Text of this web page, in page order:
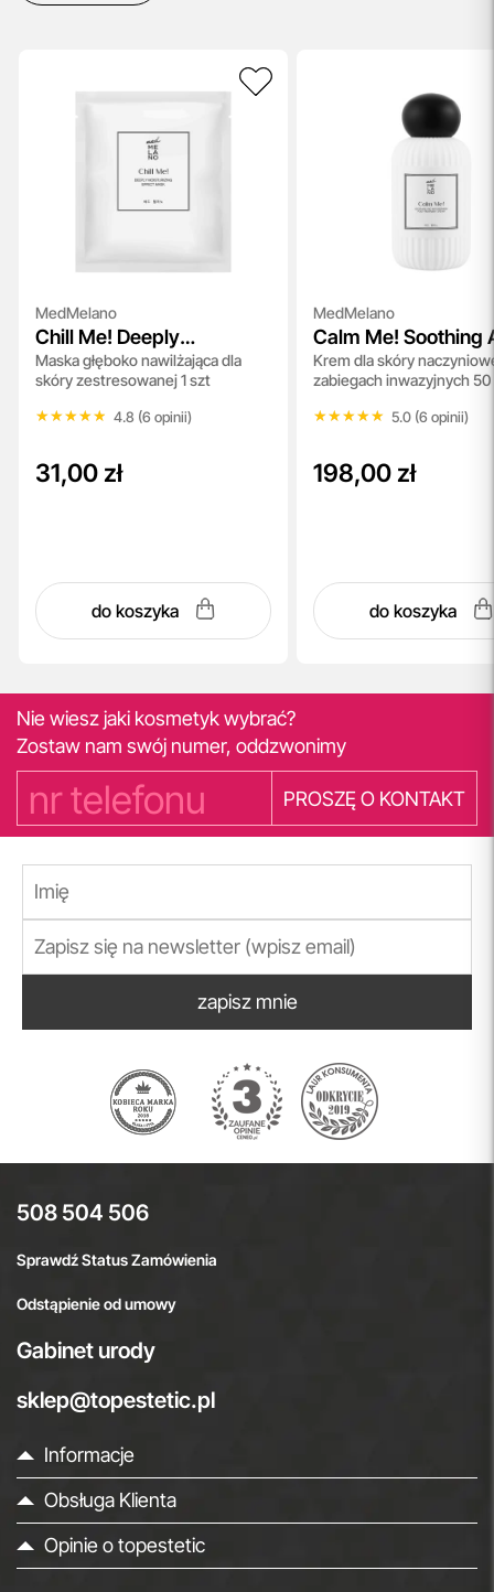
MedMelano
Chill Me! Deeply
Moisturizing Effect Mask
Maska głęboko nawilżająca dla
skóry zestresowanej 1 szt
★★★★★
★★★★★ 4.8 (6 opinii)
31,00 zł
do koszyka
MedMelano
Calm Me! Soothing
Anti - Redness Post
Treatment Cream
Krem dla skóry
zabiegach inwazyjnych 50
★★★★★
★★★★★ 5.0 (6 opinii)
198,00 zł
do koszyka
Nie wiesz jaki kosmetyk wybrać?
Zostaw nam swój numer, oddzwonimy
PROSZĘ O KONTAKT
zapisz mnie
508 504 506
Sprawdź Status Zamówienia
Odstąpienie od umowy
Gabinet urody
sklep@topestetic.pl
Informacje
Obsługa Klienta
Opinie o topestetic